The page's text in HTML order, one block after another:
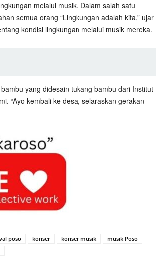
melalui musik. Dalam salah satu
semua orang “Lingkungan adalah kita,” ujar
kondisi lingkungan melalui musik mereka.
yang didesain tukang bambu dari Institut
“Ayo kembali ke desa, selaraskan gerakan
poso konser konser musik
musik Poso